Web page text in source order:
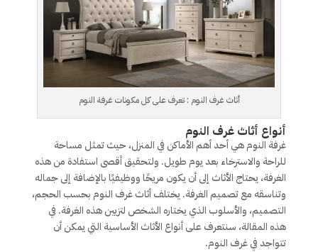
أثاث غرف النوم : تعرف على كل مكونات غرفة النوم
أنواع أثاث غرف النوم
غرفة النوم هي أحد أهم الأماكن في المنزل، حيث تمثل مساحة
للراحة والاسترخاء بعد يوم طويل. ولتحقيق أقصى استفادة من هذه
الغرفة، يحتاج الأثاث إلى أن يكون مريحًا ووظيفيًا بالإضافة إلى جماله
وتناسقه مع تصميم الغرفة. يختلف أثاث غرف النوم بحسب الحجم،
التصميم، والأسلوب الذي يختاره الشخص لتزيين هذه الغرفة. في
هذه المقالة، سنتعرف على أنواع الأثاث الأساسية التي يمكن أن
تتواجد في غرف النوم.